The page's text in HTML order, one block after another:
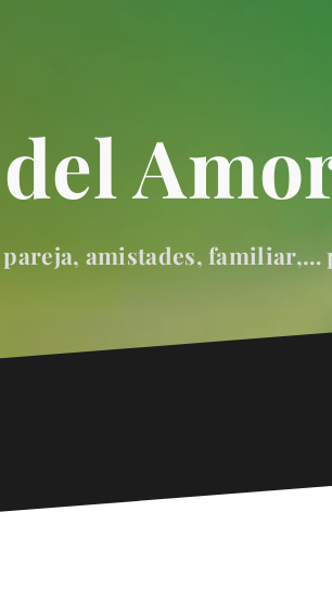
amistades, familiar,…